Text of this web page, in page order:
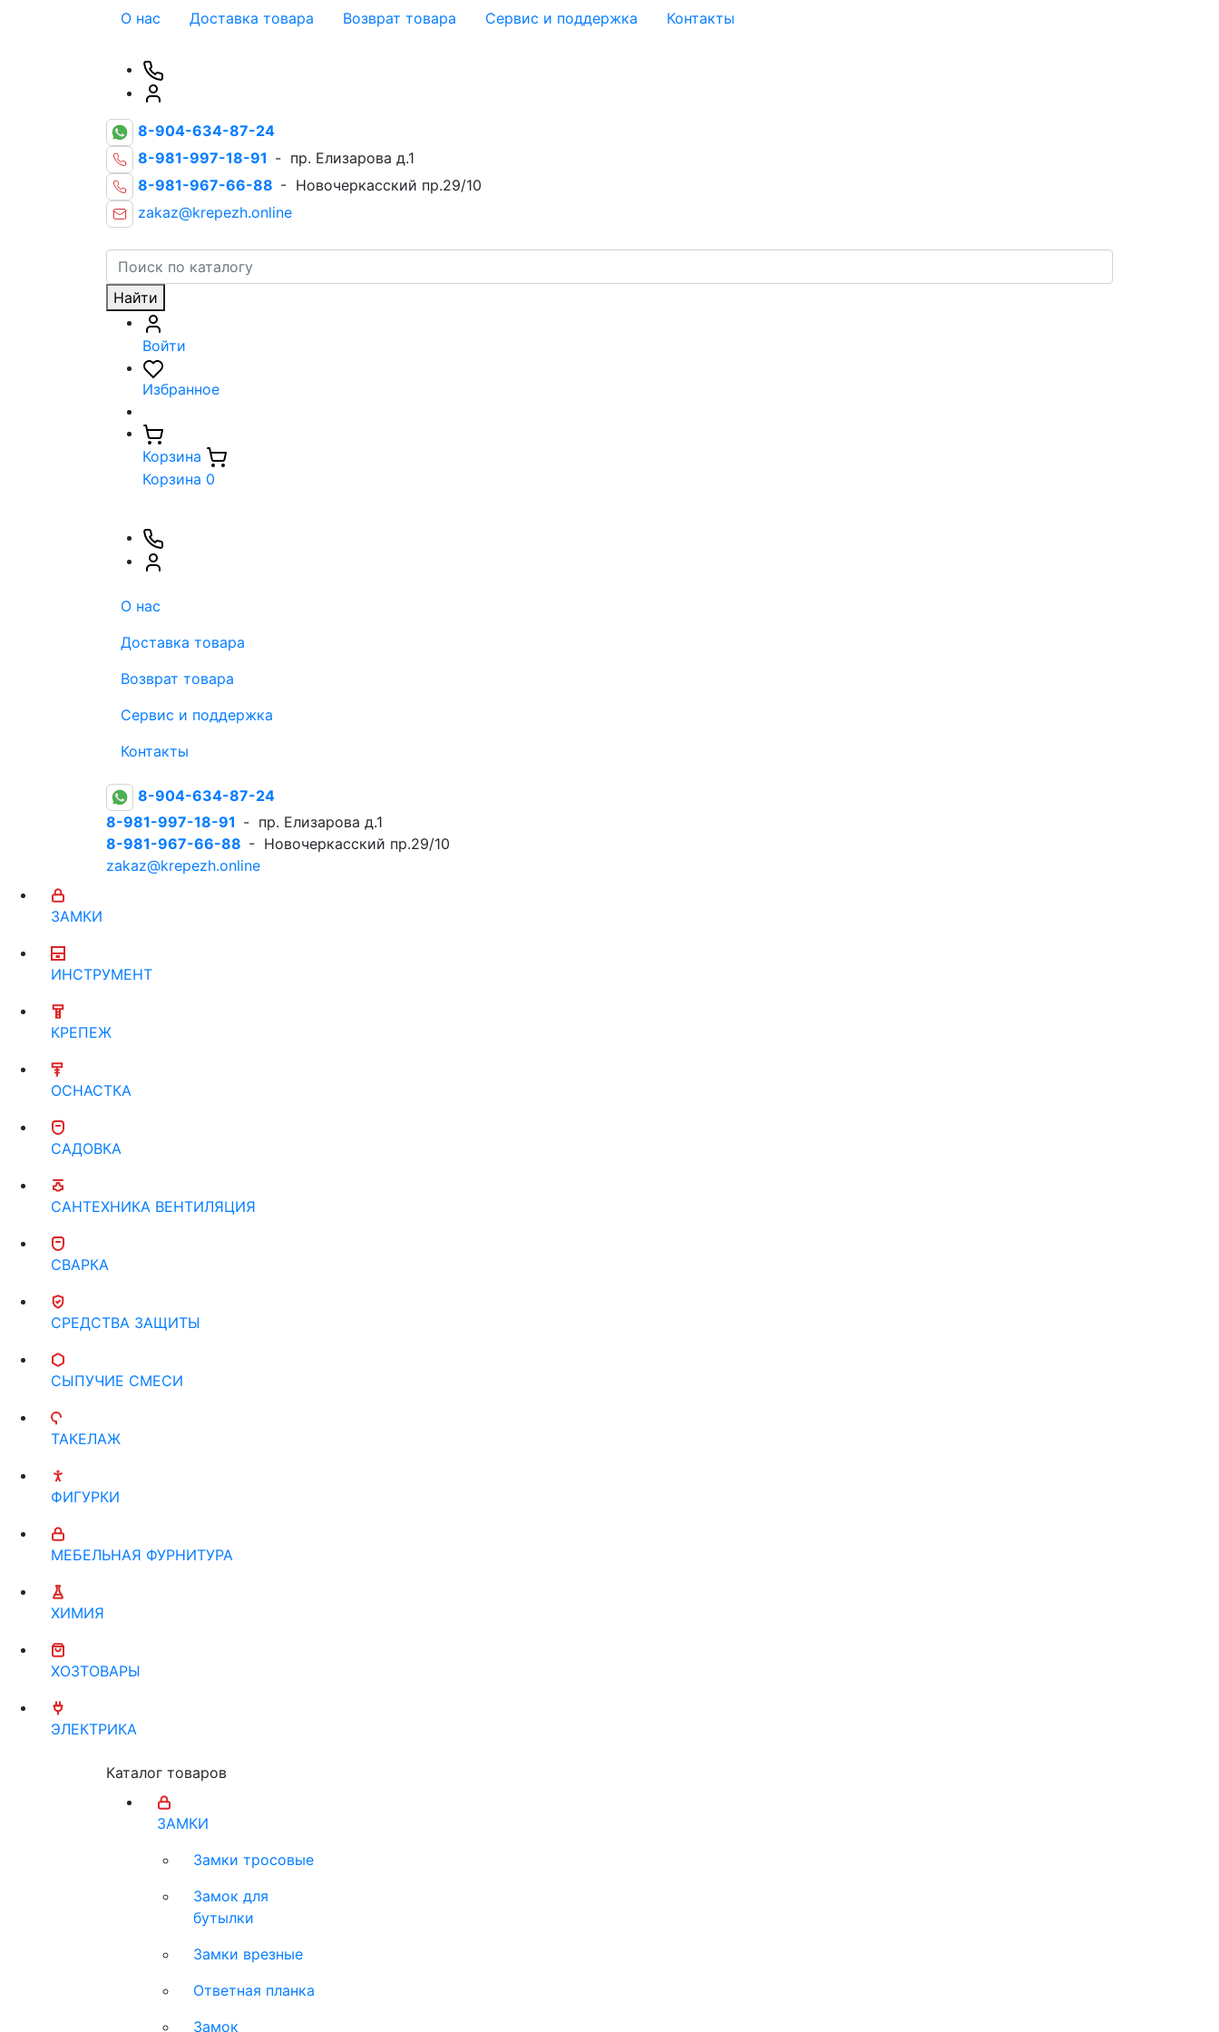
О нас Доставка товара Возврат товара Сервис и поддержка Контакты
8-904-634-87-24
8-981-997-18-91 - пр. Елизарова д.1
8-981-967-66-88 - Новочеркасский пр.29/10
zakaz@krepezh.online
Найти
Войти
Избранное
Корзина
Корзина 0
О нас
Доставка товара
Возврат товара
Сервис и поддержка
Контакты
8-904-634-87-24
8-981-997-18-91 - пр. Елизарова д.1
8-981-967-66-88 - Новочеркасский пр.29/10
zakaz@krepezh.online
ЗАМКИ
ИНСТРУМЕНТ
КРЕПЕЖ
ОСНАСТКА
САДОВКА
САНТЕХНИКА ВЕНТИЛЯЦИЯ
СВАРКА
СРЕДСТВА ЗАЩИТЫ
СЫПУЧИЕ СМЕСИ
ТАКЕЛАЖ
ФИГУРКИ
МЕБЕЛЬНАЯ ФУРНИТУРА
ХИМИЯ
ХОЗТОВАРЫ
ЭЛЕКТРИКА
Каталог товаров
ЗАМКИ
Замки тросовые
Замок для
бутылки
Замки врезные
Ответная планка
Замок